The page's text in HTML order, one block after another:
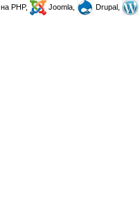
PHP, Joomla, Drupal,